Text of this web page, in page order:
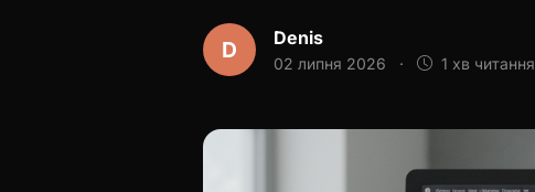
D Denis
02 липня 2026 · 1 хв читання